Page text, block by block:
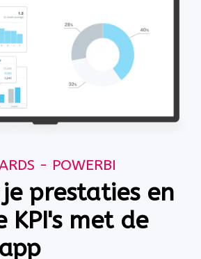
- POWERBI
prestaties en
KPI's met de